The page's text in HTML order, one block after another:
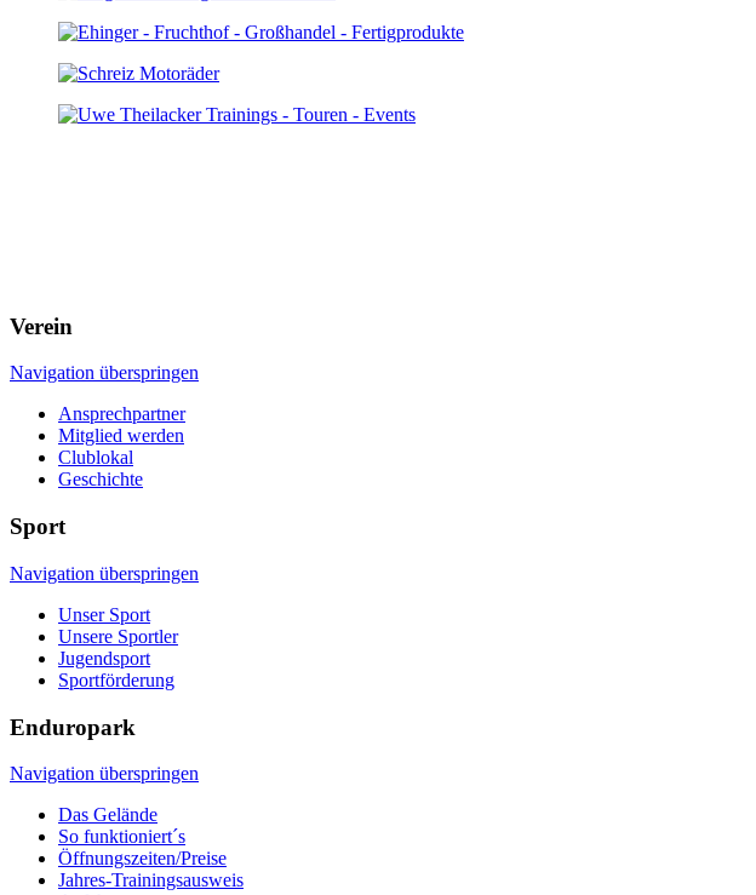
Verein
Navigation überspringen
Ansprechpartner
Mitglied werden
Clublokal
Geschichte
Sport
Navigation überspringen
Unser Sport
Unsere Sportler
Jugendsport
Sportförderung
Enduropark
Navigation überspringen
Das Gelände
So funktioniert´s
Öffnungszeiten/Preise
Jahres-Trainingsausweis